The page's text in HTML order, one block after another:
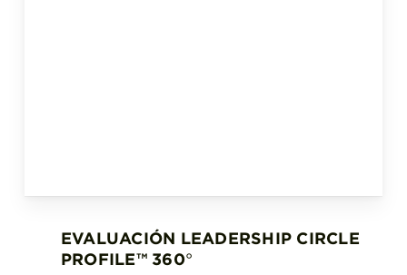
EVALUACIÓN LEADERSHIP CIRCLE
PROFILE™ 360°